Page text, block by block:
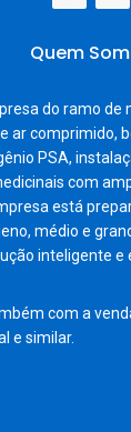
Quem
do ramo de
ar comprimido,
PSA,
com
está
médio e
inteligente e
com a
e similar.